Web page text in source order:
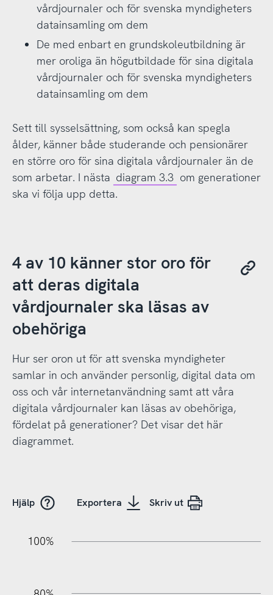
vårdjournaler och för svenska myndigheters
datainsamling om dem
De med enbart en grundskoleutbildning är
mer oroliga än högutbildade för sina digitala
vårdjournaler och för svenska myndigheters
datainsamling om dem
Sett till sysselsättning, som också kan spegla
ålder, känner både studerande och pensionärer
en större oro för sina digitala vårdjournaler än de
som arbetar. I nästa diagram 3.3 om generationer
ska vi följa upp detta.
4 av 10 känner stor oro för
att deras digitala
vårdjournaler ska läsas av
obehöriga
Hur ser oron ut för att svenska myndigheter
samlar in och använder personlig, digital data om
oss och vår internetanvändning samt att våra
digitala vårdjournaler kan läsas av obehöriga,
fördelat på generationer? Det visar det här
diagrammet.
Hjälp Exportera Skriv ut
100%